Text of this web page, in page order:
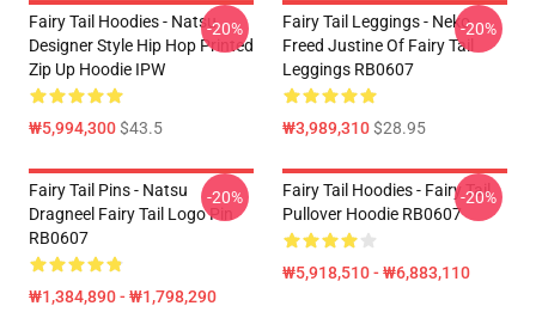
Fairy Tail Hoodies - Natsu
Designer Style Hip Hop Printed
Zip Up Hoodie IPW
₩5,994,300$43.5
-20%
Fairy Tail Leggings - Neko
Freed Justine Of Fairy Tail
Leggings RB0607
₩3,989,310$28.95
-20%
Fairy Tail Pins - Natsu
Dragneel Fairy Tail Logo Pin
RB0607
₩1,384,890 - ₩1,798,290
-20%
Fairy Tail Hoodies - Fairy Tail
Pullover Hoodie RB0607
₩5,918,510 - ₩6,883,110
-20%